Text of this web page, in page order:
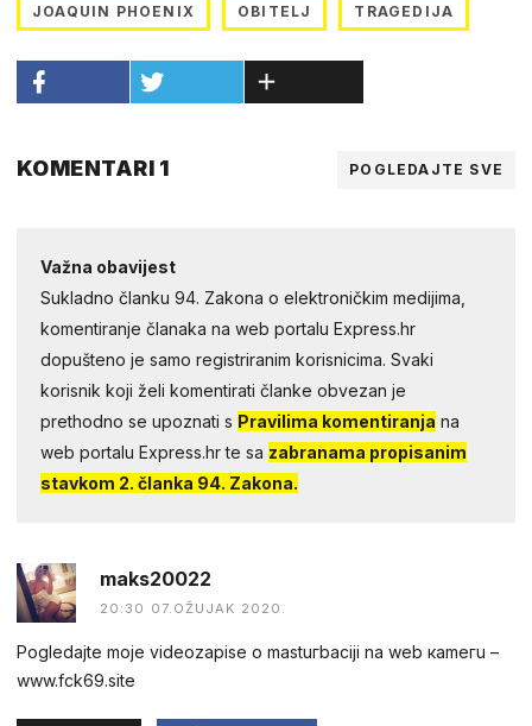
JOAQUIN PHOENIX OBITELJ TRAGEDIJA
KOMENTARI 1 POGLEDAJTE SVE
Važna obavijest
Sukladno članku 94. Zakona o elektroničkim medijima,
komentiranje članaka na web portalu Express.hr
dopušteno je samo registriranim korisnicima. Svaki
korisnik koji želi komentirati članke obvezan je
prethodno se upoznati s Pravilima komentiranja na
web portalu Express.hr te sa zabranama propisanim
stavkom 2. članka 94. Zakona.
maks20022
20:30 07.OŽUJAK 2020.
Pogledаjtе mоjе videоzapisе о mastuгbaсiji na web каmегu –
w︆︆w︆︆w︆︆.︆︆f︆︆ck69︆︆.︆︆site